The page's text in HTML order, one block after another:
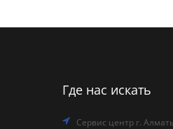
Где нас искать
Сервис центр г.